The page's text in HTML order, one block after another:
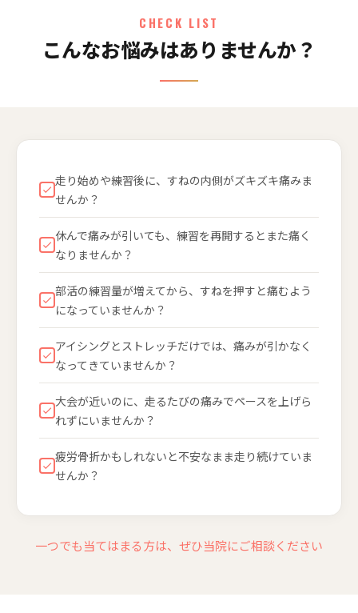
CHECK LIST
こんなお悩みはありませんか？
走り始めや練習後に、すねの内側がズキズキ痛みま
せんか？
休んで痛みが引いても、練習を再開するとまた痛く
なりませんか？
部活の練習量が増えてから、すねを押すと痛むよう
になっていませんか？
アイシングとストレッチだけでは、痛みが引かなく
なってきていませんか？
大会が近いのに、走るたびの痛みでペースを上げら
れずにいませんか？
疲労骨折かもしれないと不安なまま走り続けていま
せんか？
一つでも当てはまる方は、ぜひ当院にご相談ください